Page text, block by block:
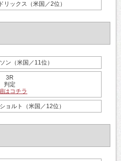
リックス（米国／2位）
ン（米国／11位）
3R
判定
はコチラ
ョルト（米国／12位）